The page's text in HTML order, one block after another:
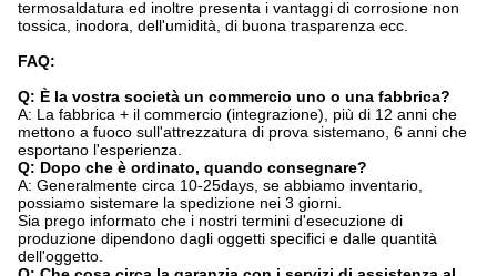
termosaldatura ed inoltre presenta i vantaggi di corrosione non
tossica, inodora, dell'umidità, di buona trasparenza ecc.
FAQ:
Q: È la vostra società un commercio uno o una fabbrica?
A: La fabbrica + il commercio (integrazione), più di 12 anni che
mettono a fuoco sull'attrezzatura di prova sistemano, 6 anni che
esportano l'esperienza.
Q: Dopo che è ordinato, quando consegnare?
A: Generalmente circa 10-25days, se abbiamo inventario,
possiamo sistemare la spedizione nei 3 giorni.
Sia prego informato che i nostri termini d'esecuzione di
produzione dipendono dagli oggetti specifici e dalle quantità
dell'oggetto.